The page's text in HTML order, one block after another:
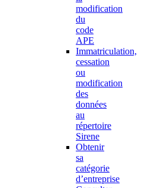
modification
du
code
APE
Immatriculation,
cessation
ou
modification
des
données
au
répertoire
Sirene
Obtenir
sa
catégorie
d’entreprise